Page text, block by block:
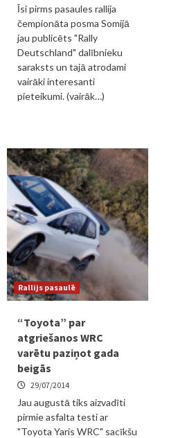
Īsi pirms pasaules rallija
čempionāta posma Somijā
jau publicēts "Rally
Deutschland" dalībnieku
saraksts un tajā atrodami
vairāki interesanti
pieteikumi. (vairāk…)
Rallijs pasaulē
“Toyota” par
atgriešanos WRC
varētu paziņot gada
beigās
29/07/2014
Jau augustā tiks aizvadīti
pirmie asfalta testi ar
"Toyota Yaris WRC" sacīkšu